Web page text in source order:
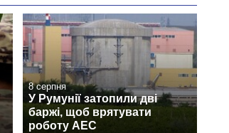
8 серпня
У Румунії затопили дві
баржі, щоб врятувати
роботу АЕС